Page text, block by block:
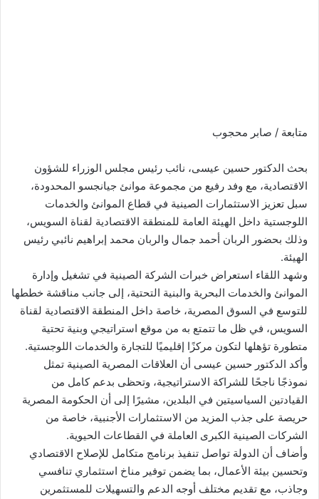
متابعة / صابر محجوب
بحث الدكتور حسين عيسى، نائب رئيس مجلس الوزراء للشؤون
الاقتصادية، مع وفد رفيع من مجموعة موانئ جيانجسو المحدودة،
سبل تعزيز الاستثمارات الصينية في قطاع الموانئ والخدمات
اللوجستية داخل الهيئة العامة للمنطقة الاقتصادية لقناة السويس،
وذلك بحضور الربان أحمد جمال والربان محمد إبراهيم نائبي رئيس
الهيئة.
وشهد اللقاء استعراض خبرات الشركة الصينية في تشغيل وإدارة
الموانئ والخدمات البحرية والبنية التحتية، إلى جانب مناقشة خططها
للتوسع في السوق المصرية، خاصة داخل المنطقة الاقتصادية لقناة
السويس، في ظل ما تتمتع به من موقع استراتيجي وبنية تحتية
متطورة تؤهلها لتكون مركزًا إقليميًا للتجارة والخدمات اللوجستية.
وأكد الدكتور حسين عيسى أن العلاقات المصرية الصينية تمثل
نموذجًا ناجحًا للشراكة الاستراتيجية، وتحظى بدعم كامل من
القيادتين السياسيتين في البلدين، مشيرًا إلى أن الحكومة المصرية
حريصة على جذب المزيد من الاستثمارات الأجنبية، خاصة من
الشركات الصينية الكبرى العاملة في القطاعات الحيوية.
وأضاف أن الدولة تواصل تنفيذ برنامج متكامل للإصلاح الاقتصادي
وتحسين بيئة الأعمال، بما يضمن توفير مناخ استثماري تنافسي
وجاذب، مع تقديم مختلف أوجه الدعم والتسهيلات للمستثمرين